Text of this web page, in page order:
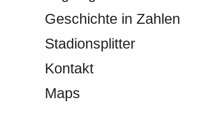
Geschichte in Zahlen
Stadionsplitter
Kontakt
Maps